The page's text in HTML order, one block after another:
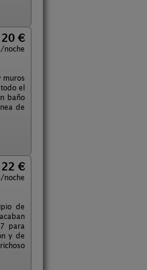
20 €
noche
muros
el
baño
de
22 €
noche
de
para
y de